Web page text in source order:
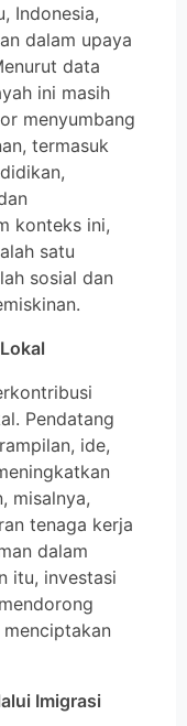
Indonesia,
dalam upaya
data
ini masih
menyumbang
termasuk
konteks ini,
satu
sosial dan
Pendatang
ide,
misalnya,
tenaga kerja
dalam
itu, investasi
Imigrasi